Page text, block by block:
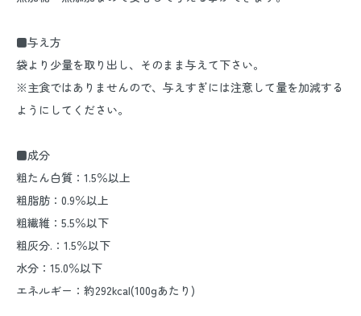
■与え方
袋より少量を取り出し、そのまま与えて下さい。
※主食ではありませんので、与えすぎには注意して量を加減する
ようにしてください。
■成分
粗たん白質：1.5％以上
粗脂肪：0.9％以上
粗繊維：5.5％以下
粗灰分.：1.5％以下
水分：15.0％以下
エネルギー：約292kcal(100gあたり)